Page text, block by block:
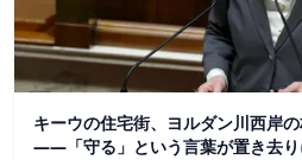
キーウの住宅街、ヨルダン川西岸
——「守る」という言葉が置き去り